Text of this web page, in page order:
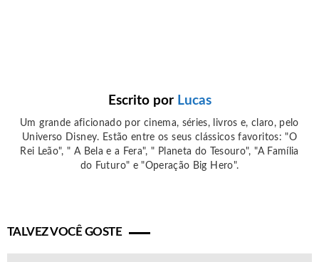
Escrito por Lucas
Um grande aficionado por cinema, séries, livros e, claro, pelo
Universo Disney. Estão entre os seus clássicos favoritos: "O
Rei Leão", " A Bela e a Fera", " Planeta do Tesouro", "A Família
do Futuro" e "Operação Big Hero".
TALVEZ VOCÊ GOSTE